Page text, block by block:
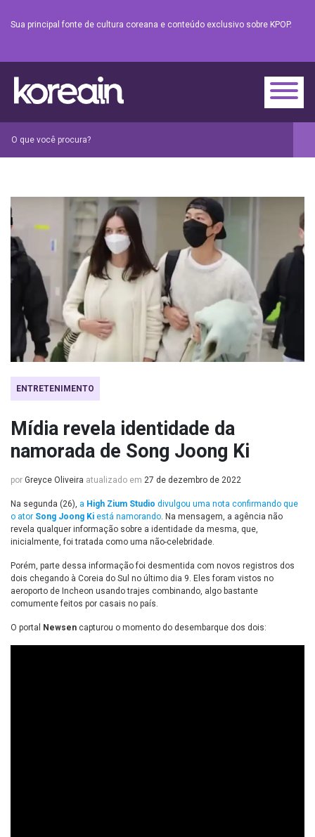
Sua principal fonte de cultura coreana e conteúdo exclusivo sobre KPOP.
ENTRETENIMENTO
Mídia revela identidade da
namorada de Song Joong Ki
por Greyce Oliveira atualizado em 27 de dezembro de 2022
Na segunda (26), a High Zium Studio divulgou uma nota confirmando que
o ator Song Joong Ki está namorando. Na mensagem, a agência não
revela qualquer informação sobre a identidade da mesma, que,
inicialmente, foi tratada como uma não-celebridade.
Porém, parte dessa informação foi desmentida com novos registros dos
dois chegando à Coreia do Sul no último dia 9. Eles foram vistos no
aeroporto de Incheon usando trajes combinando, algo bastante
comumente feitos por casais no país.
O portal Newsen capturou o momento do desembarque dos dois: